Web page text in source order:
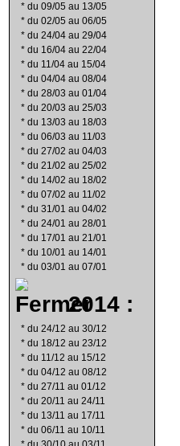
* du 09/05 au 13/05
* du 02/05 au 06/05
* du 24/04 au 29/04
* du 16/04 au 22/04
* du 11/04 au 15/04
* du 04/04 au 08/04
* du 28/03 au 01/04
* du 20/03 au 25/03
* du 13/03 au 18/03
* du 06/03 au 11/03
* du 27/02 au 04/03
* du 21/02 au 25/02
* du 14/02 au 18/02
* du 07/02 au 11/02
* du 31/01 au 04/02
* du 24/01 au 28/01
* du 17/01 au 21/01
* du 10/01 au 14/01
* du 03/01 au 07/01
2014 :
* du 24/12 au 30/12
* du 18/12 au 23/12
* du 11/12 au 15/12
* du 04/12 au 08/12
* du 27/11 au 01/12
* du 20/11 au 24/11
* du 13/11 au 17/11
* du 06/11 au 10/11